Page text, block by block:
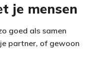
je mensen
goed als samen
partner, of gewoon